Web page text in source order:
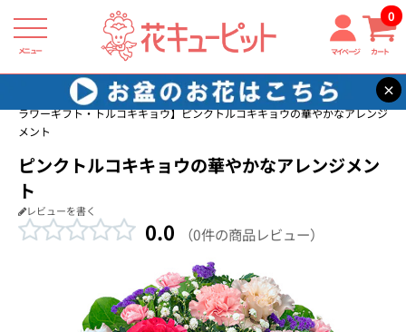
メニュー マイページ カート
0
×
花キューピット 誕生日フラワーギフト・トルコキキョウ
【誕生日フ
ラワーギフト・トルコキキョウ】ピンクトルコキキョウの華やかなアレンジ
メント
ピンクトルコキキョウの華やかなアレンジメン
ト
レビューを書く
0.0 （0件の商品レビュー）